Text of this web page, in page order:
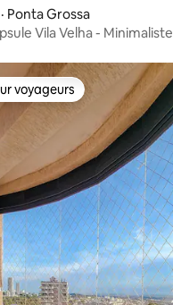
Ponta Grossa
Vila Velha - Minimaliste
voyageurs
voyageurs